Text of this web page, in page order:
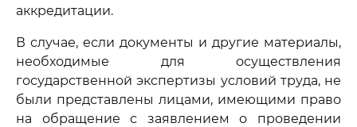
аккредитации.
В случае, если документы и другие материалы,
необходимые для осуществления
государственной экспертизы условий труда, не
были представлены лицами, имеющими право
на обращение с заявлением о проведении